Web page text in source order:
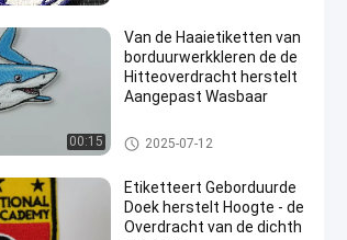
00:15
Van de Haaietiketten van
borduurwerkkleren de de
Hitteoverdracht herstelt
Aangepast Wasbaar
maat gemaakte geborduurde l
appen
2025-07-12
Etiketteert Geborduurde
Doek herstelt Hoogte - de
Overdracht van de dichth